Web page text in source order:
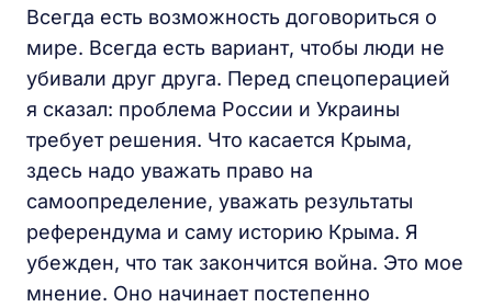
Всегда есть возможность договориться о
мире. Всегда есть вариант, чтобы люди не
убивали друг друга. Перед спецоперацией
я сказал: проблема России и Украины
требует решения. Что касается Крыма,
здесь надо уважать право на
самоопределение, уважать результаты
референдума и саму историю Крыма. Я
убежден, что так закончится война. Это мое
мнение. Оно начинает постепенно